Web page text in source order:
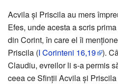
Acvila și Priscila au mers
Efes, unde acesta a scris
din Corint, în care el îi
Priscila (I Corinteni 16,19 ).
Claudiu, evreilor li s-a permis
ceea ce Sfinții Acvila și